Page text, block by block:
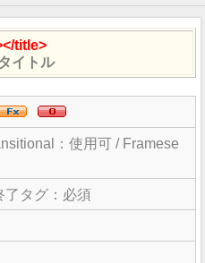
title>
イトル
： 使用可 / Framese
了タグ：必須